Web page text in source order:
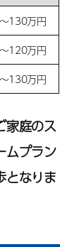
130万円
120万円
130万円
家庭のス
ムプラン
となりま